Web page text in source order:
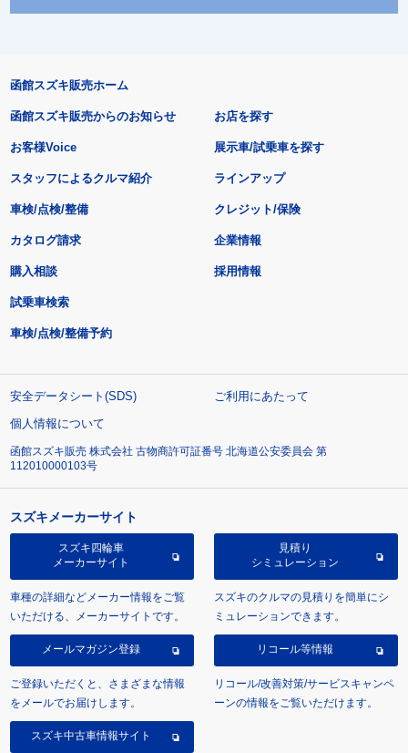
函館スズキ販売ホーム
函館スズキ販売からのお知らせ
お客様Voice
スタッフによるクルマ紹介
お店を探す
展示車/試乗車を探す
ラインアップ
車検/点検/整備 クレジット/保険
カタログ請求
購入相談
試乗車検索
車検/点検/整備予約
企業情報
採用情報
安全データシート(SDS)
ご利用にあたって
個人情報について
函館スズキ販売 株式会社 古物商許可証番号 北海道公安委員会 第
112010000103号
スズキメーカーサイト
スズキ四輪車
メーカーサイト
車種の詳細などメーカー情報をご覧
いただける、メーカーサイトです。
見積り
シミュレーション
スズキのクルマの見積りを簡単にシ
ミュレーションできます。
メールマガジン登録
ご登録いただくと、さまざまな情報
をメールでお届けします。
リコール等情報
リコール/改善対策/サービスキャンペ
ーンの情報をご覧いただけます。
スズキ中古車情報サイト